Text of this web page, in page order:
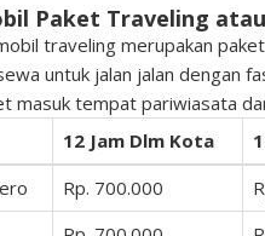
Paket Traveling
traveling merupakan
untuk jalan jalan dengan
masuk tempat pariwiasata
12 Jam Dlm Kota
Rp. 700.000